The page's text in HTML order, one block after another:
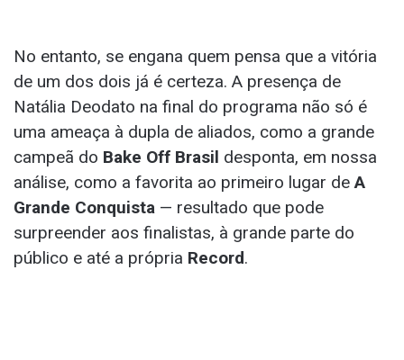
No entanto, se engana quem pensa que a vitória
de um dos dois já é certeza. A presença de
Natália Deodato na final do programa não só é
uma ameaça à dupla de aliados, como a grande
campeã do Bake Off Brasil desponta, em nossa
análise, como a favorita ao primeiro lugar de A
Grande Conquista — resultado que pode
surpreender aos finalistas, à grande parte do
público e até a própria Record.